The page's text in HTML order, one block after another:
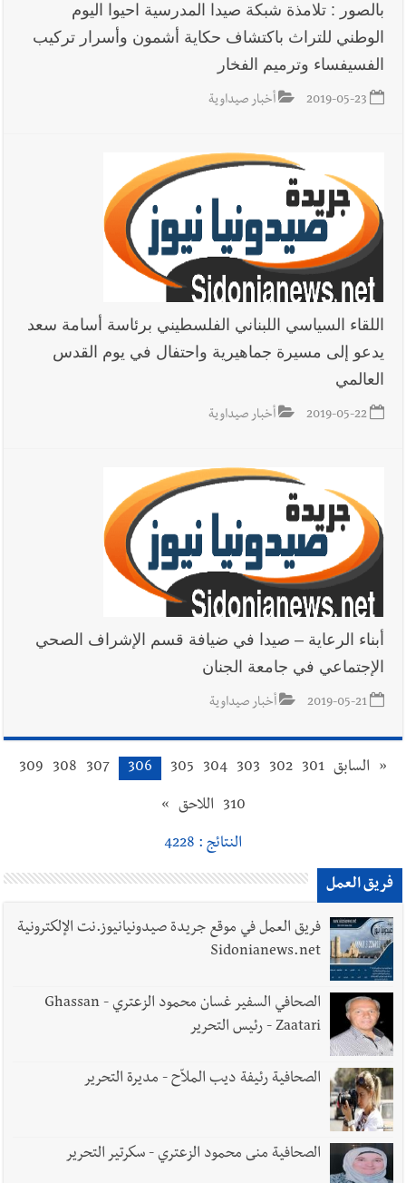
بالصور : تلامذة شبكة صيدا المدرسية احيوا اليوم
الوطني للتراث باكتشاف حكاية أشمون وأسرار تركيب
الفسيفساء وترميم الفخار
2019-05-23 أخبار صيداوية
اللقاء السياسي اللبناني الفلسطيني برئاسة أسامة سعد
يدعو إلى مسيرة جماهيرية واحتفال في يوم القدس
العالمي
2019-05-22 أخبار صيداوية
أبناء الرعاية – صيدا في ضيافة قسم الإشراف الصحي
الإجتماعي في جامعة الجنان
2019-05-21 أخبار صيداوية
« السابق 301
302
303
304
305
306
307
308
309
310 اللاحق »
النتائج : 4228
فريق العمل
فريق العمل في موقع جريدة صيدونيانيوز.نت الإلكترونية
Sidonianews.net
الصحافي السفير غسان محمود الزعتري - Ghassan
Zaatari - رئيس التحرير
الصحافية رئيفة ديب الملاّح - مديرة التحرير
الصحافية منى محمود الزعتري - سكرتير التحرير